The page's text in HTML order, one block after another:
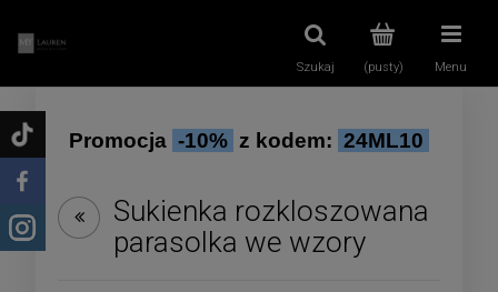
(pusty)
Szukaj Menu
Promocja -10% z kodem: 24ML10
Sukienka rozkloszowana
parasolka we wzory